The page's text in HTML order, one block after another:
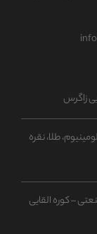
زاگرس
طلا، نقره
– کوره القایی